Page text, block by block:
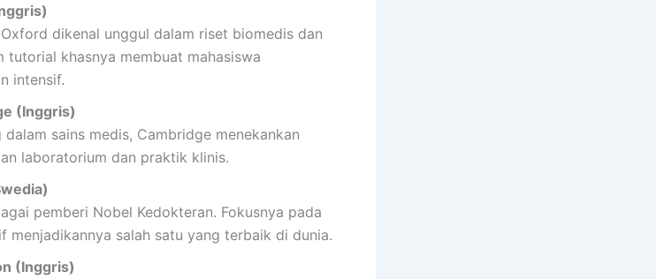
dikenal unggul dalam riset biomedis dan
tutorial khasnya membuat mahasiswa
intensif.
(Inggris)
sains medis, Cambridge menekankan
laboratorium dan praktik klinis.
pemberi Nobel Kedokteran. Fokusnya pada
menjadikannya salah satu yang terbaik di dunia.
(Inggris)